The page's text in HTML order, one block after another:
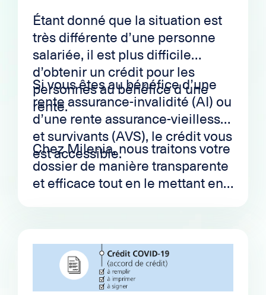
Étant donné que la situation est
très différente d’une personne
salariée, il est plus difficile
d’obtenir un crédit pour les
personnes au bénéfice d’une
rente.
Si vous êtes au bénéfice d’une
rente assurance-invalidité (AI) ou
d’une rente assurance-vieillesse
et survivants (AVS), le crédit vous
est accessible.
Chez Milenia, nous traitons votre
dossier de manière transparente
et efficace tout en le mettant en